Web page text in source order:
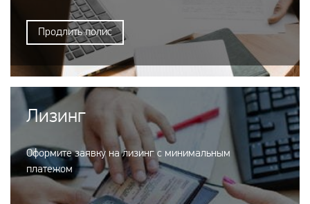
Продлить полис
Лизинг
Оформите заявку на лизинг с минимальным
платежом